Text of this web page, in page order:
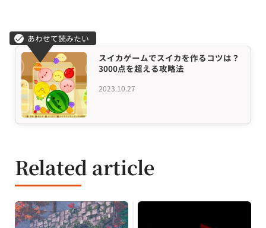
2023.10.27
スイカゲームでスイカを作るコツは？
3000点を超える攻略法
Related article